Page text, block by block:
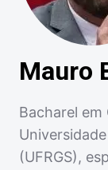
Mauro
Bacharel em
(UFRGS),